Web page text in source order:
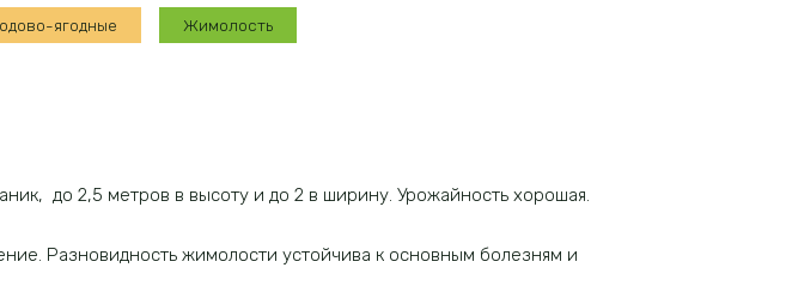
ягодные Жимолость
до 2,5 метров в высоту и до 2 в ширину. Урожайность хорошая.
Разновидность жимолости устойчива к основным болезням и